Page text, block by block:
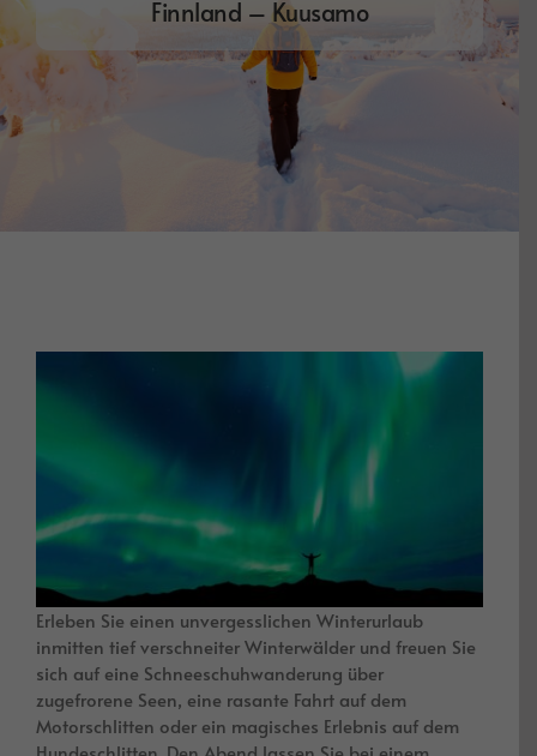
Finnland – Kuusamo
Erleben Sie einen unvergesslichen Winterurlaub
inmitten tief verschneiter Winterwälder und freuen Sie
sich auf eine Schneeschuhwanderung über
zugefrorene Seen, eine rasante Fahrt auf dem
Motorschlitten oder ein magisches Erlebnis auf dem